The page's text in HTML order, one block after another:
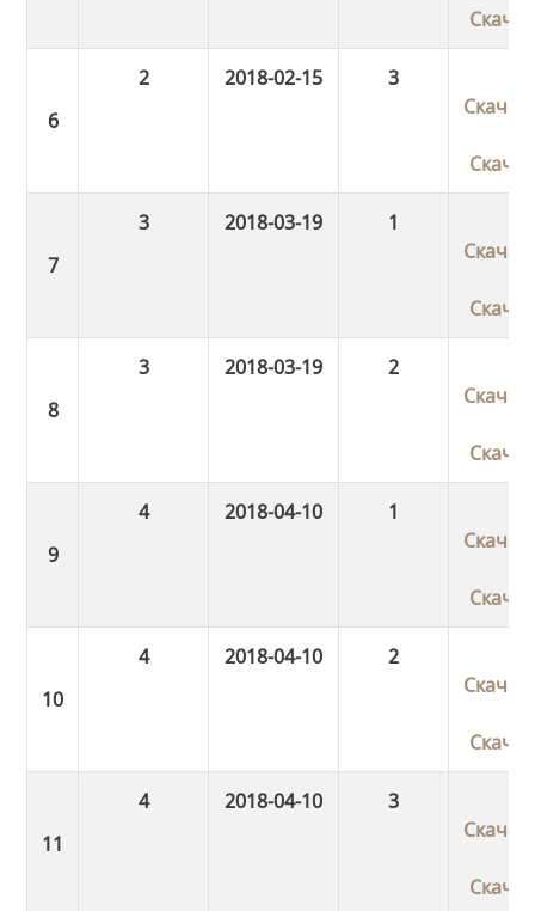
2 2018-02-15
3
3 2018-03-19
1
3 2018-03-19
2
4 2018-04-10
1
4 2018-04-10
2
4 2018-04-10
3